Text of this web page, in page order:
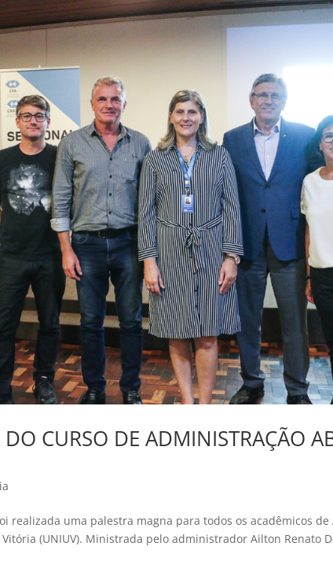
CURSO DE ADMINISTRAÇÃO
realizada uma palestra magna para todos os acadêmicos
(UNIUV). Ministrada pelo administrador Ailton Renato